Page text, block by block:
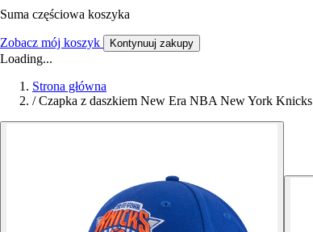
Suma częściowa koszyka
Zobacz mój koszyk Kontynuuj zakupy
Loading...
Strona główna
/ Czapka z daszkiem New Era NBA New York Knicks